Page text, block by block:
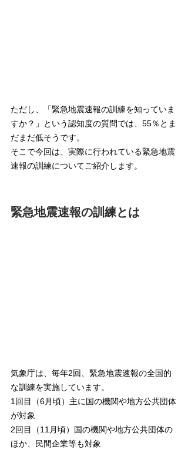
ただし、「緊急地震速報の訓練を知っていま
すか？」という認知度の質問では、55％とま
だまだ低そうです。
そこで今回は、実際に行われている緊急地震
速報の訓練についてご紹介します。
緊急地震速報の訓練とは
気象庁は、毎年2回、緊急地震速報の全国的
な訓練を実施しています。
1回目（6月頃）主に国の機関や地方公共団体
が対象
2回目（11月頃）国の機関や地方公共団体の
ほか、民間企業等も対象